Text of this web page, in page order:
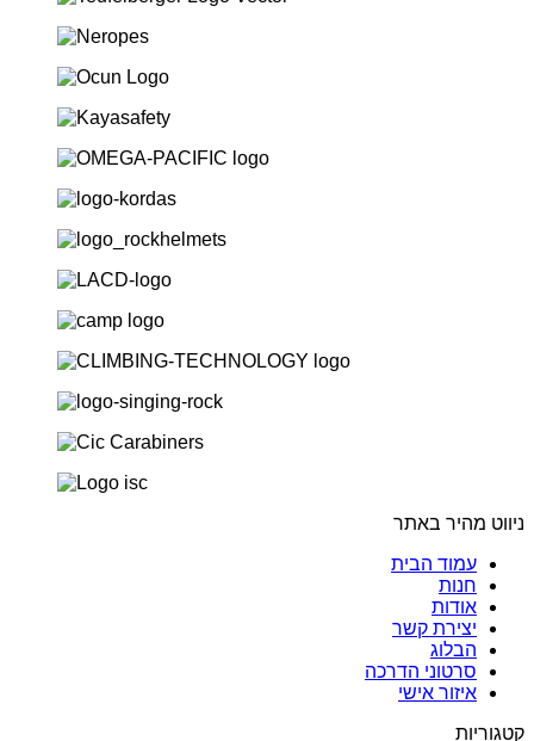
ניווט מהיר באתר
עמוד הבית
חנות
אודות
יצירת קשר
הבלוג
סרטוני הדרכה
איזור אישי
קטגוריות